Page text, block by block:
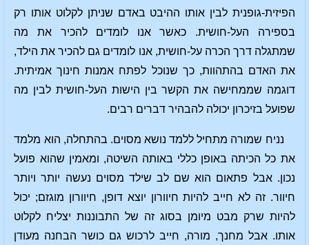
הפיזית-גופנית לבין אותו ההיבט באדם שניתן לקלוט אותו רק
בספירה העל-חושית. כאשר אנו לומדים להכיר את מה
שמתגלה דרך הכרה על-חושית, אנו לומדים גם להכיר את הילד,
את האדם בהתהוות, כך שנוכל לפתח אמנות חינוך אמיתית.
דוגמה שממחישה את הקשר בין הישות העל-חושית לבין מה
שפועל בזיכרון יכולה להבהיר דברים רבים.
נניח שמורה מתחיל ללמד נושא מסוים. בהתחלה, הוא מלמד
את כל הכיתה באופן כללי באותה השיטה, ומאמין שהוא פועל
נכון. אבל פתאום הוא שם לב שילד מסוים נעשה יותר ויותר
חיוור. זה לא חייב להיות חיוורון יוצא דופן, חיוורון מוגזם; יכול
להיות שרק מבט מיומן בסוג זה של התבוננות יצליח לקלוט
אותו. אבל מחנך, מורה, חייב לרכוש גם כושר הבחנה מעודן